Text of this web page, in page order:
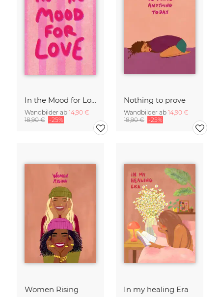
In the Mood for Love - Handlettering
Wandbilder ab 14,90 €
18,90 € -25%
Nothing to prove
Wandbilder ab 14,90 €
18,90 € -25%
Women Rising In my healing Era